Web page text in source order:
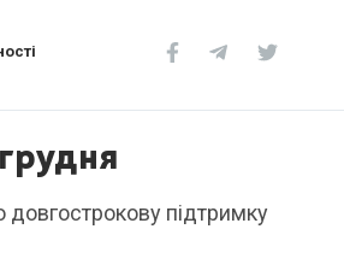
довгострокову підтримку